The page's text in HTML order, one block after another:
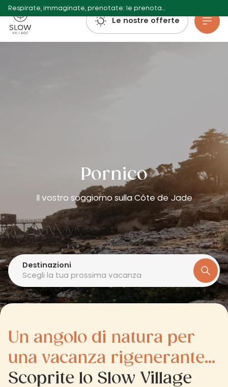
Villaggio lento
Le nostre offerte
Pornico
Il vostro soggiorno sulla Côte de Jade
Destinazioni
Scegli la tua prossima vacanza
Un angolo di natura per
una vacanza rigenerante...
Scoprite lo Slow Village